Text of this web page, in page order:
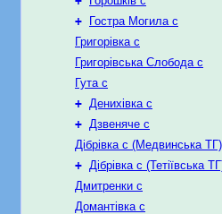
+
Гостра Могила с
Григорівка с
Григорівська Слобода с
Гута с
+ Денихівка с
+ Дзвеняче с
Дібрівка с (Медвинська ТГ)
+ Дібрівка с (Тетіївська
Дмитренки с
Домантівка с